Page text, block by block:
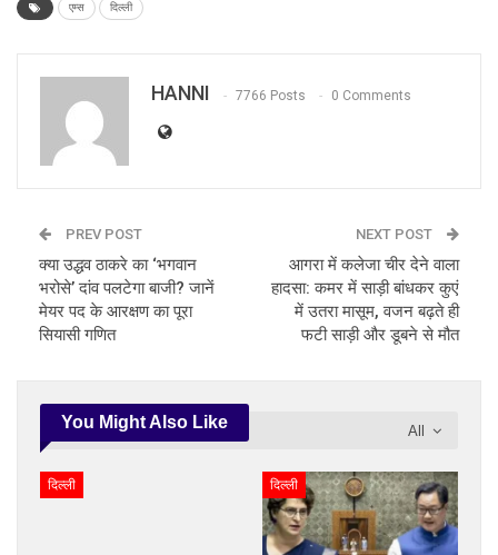
एम्स दिल्ली
HANNI 7766 Posts 0 Comments
PREV POST
क्या उद्धव ठाकरे का ‘भगवान
भरोसे’ दांव पलटेगा बाजी? जानें
मेयर पद के आरक्षण का पूरा
सियासी गणित
NEXT POST
आगरा में कलेजा चीर देने वाला
हादसा: कमर में साड़ी बांधकर कुएं
में उतरा मासूम, वजन बढ़ते ही
फटी साड़ी और डूबने से मौत
All
You Might Also Like
दिल्ली दिल्ली